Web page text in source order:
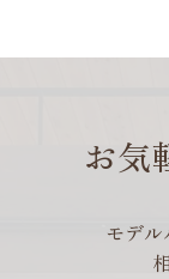
お気
モデル